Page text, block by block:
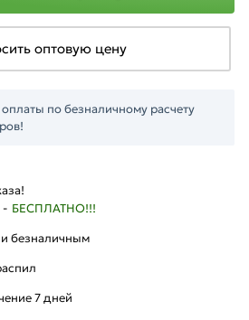
- БЕСПЛАТНО!!!
безналичным
7 дней
оптовую цену
по безналичному расчету